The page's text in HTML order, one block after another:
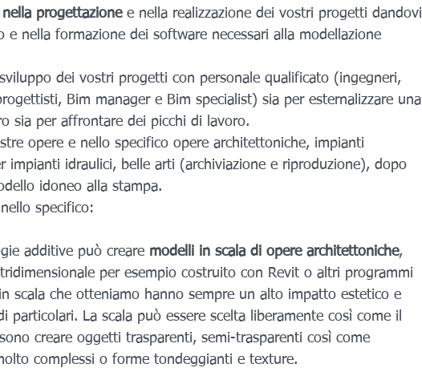
progettazione e nella realizzazione dei vostri progetti dandovi
e nella formazione dei software necessari alla modellazione
dei vostri progetti con personale qualificato (ingegneri,
Bim manager e Bim specialist) sia per esternalizzare una
sia per affrontare dei picchi di lavoro.
opere e nello specifico opere architettoniche, impianti
impianti idraulici, belle arti (archiviazione e riproduzione), dopo
idoneo alla stampa.
specifico:
additive può creare modelli in scala di opere architettoniche,
per esempio costruito con Revit o altri programmi
scala che otteniamo hanno sempre un alto impatto estetico e
particolari. La scala può essere scelta liberamente così come il
creare oggetti trasparenti, semi-trasparenti così come
complessi o forme tondeggianti e texture.